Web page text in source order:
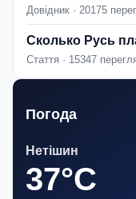
Довідник · 20175
Сколько Русь
Стаття · 15347
Погода
Нетішин
37°C